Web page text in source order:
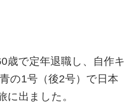
歳で定年退職し、自作キ
の1号（後2号）で日本
に出ました。